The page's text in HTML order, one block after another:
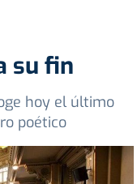
su fin
hoy el último
poético